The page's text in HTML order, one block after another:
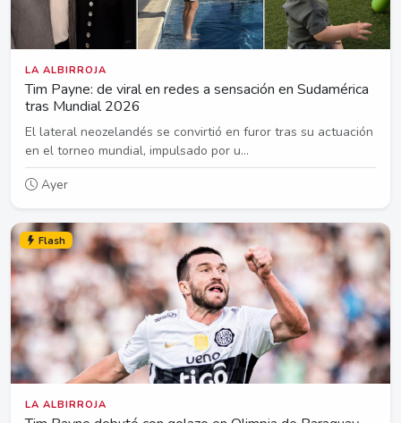
LA ALBIRROJA
Tim Payne: de viral en redes a sensación en Sudamérica
tras Mundial 2026
El lateral neozelandés se convirtió en furor tras su actuación
en el torneo mundial, impulsado por u...
Ayer
Flash
LA ALBIRROJA